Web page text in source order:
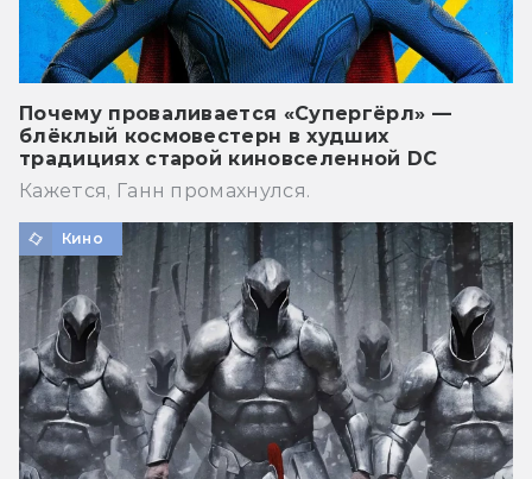
Почему проваливается «Супергёрл» —
блёклый космовестерн в худших
традициях старой киновселенной DC
Кажется, Ганн промахнулся.
Кино